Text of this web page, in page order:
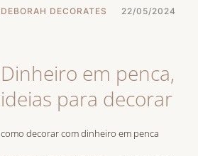
DEBORAH DECORATES 22/05/2024
Dinheiro em penca,
ideias para decorar
como decorar com dinheiro em penca